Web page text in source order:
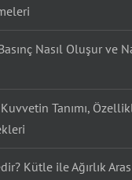
Nasıl Oluşur ve
Tanımı,
Kütle ile Ağırlık